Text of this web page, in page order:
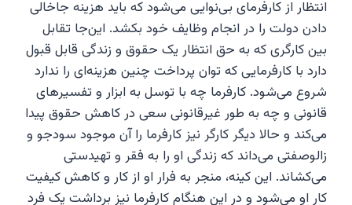
انتظار از کارفرمای بی‌نوایی می‌شود که باید هزینه جاخالی
دادن دولت را در انجام وظایف خود بکشد. این‌جا تقابل
بین کارگری که به حق انتظار یک حقوق و زندگی قابل قبول
دارد با کارفرمایی که توان پرداخت چنین هزینه‌ای را ندارد
شروع می‌شود. کارفرما چه با توسل به ابزار و تفسیرهای
قانونی و چه به طور غیرقانونی سعی در کاهش حقوق پیدا
می‌کند و حالا دیگر کارگر نیز کارفرما را آن موجود سودجو و
زالوصفتی می‌داند که زندگی او را به فقر و تهیدستی
می‌کشاند. این کینه، منجر به فرار او از کار و کاهش کیفیت
کار او می‌شود و در این هنگام کارفرما نیز برداشت یک فرد